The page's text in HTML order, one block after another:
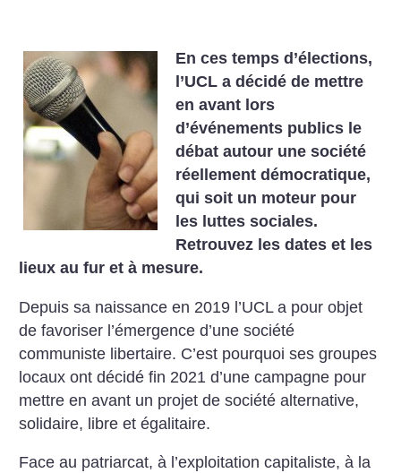
En ces temps d’élections,
l’UCL a décidé de mettre
en avant lors
d’événements publics le
débat autour une société
réellement démocratique,
qui soit un moteur pour
les luttes sociales.
Retrouvez les dates et les
lieux au fur et à mesure.
Depuis sa naissance en 2019 l’UCL a pour objet
de favoriser l’émergence d’une société
communiste libertaire. C’est pourquoi ses groupes
locaux ont décidé fin 2021 d’une campagne pour
mettre en avant un projet de société alternative,
solidaire, libre et égalitaire.
Face au patriarcat, à l’exploitation capitaliste, à la